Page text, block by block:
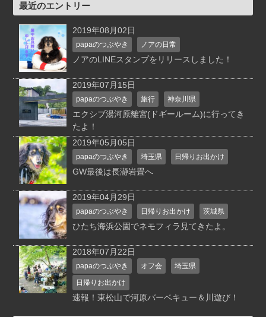
最近のエントリー
2019年08月02日
papaのつぶやき ノアの日常
ノアのLINEスタンプをリリースしました！
2019年07月15日
papaのつぶやき 旅行 神奈川県
エクシブ湯河原離宮(ドギールーム)に行ってき
たよ！
2019年05月05日
papaのつぶやき 埼玉県 日帰りお出かけ
GW最後は長瀞岩畳へ
2019年04月29日
papaのつぶやき 日帰りお出かけ 茨城県
ひたち海浜公園でネモフィラ見てきたよ。
2018年07月22日
papaのつぶやき オフ会
埼玉県
日帰りお出かけ
速報！東松山で河原バーベキュー＆川遊び！